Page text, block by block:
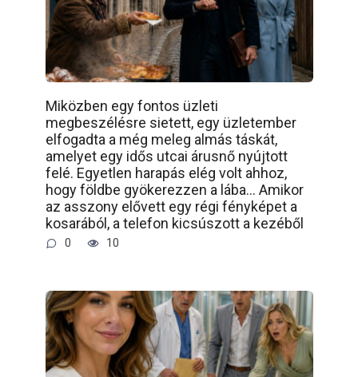
Miközben egy fontos üzleti
megbeszélésre sietett, egy üzletember
elfogadta a még meleg almás táskát,
amelyet egy idős utcai árusnő nyújtott
felé. Egyetlen harapás elég volt ahhoz,
hogy földbe gyökerezzen a lába… Amikor
az asszony elővett egy régi fényképet a
kosarából, a telefon kicsúszott a kezéből
0 10